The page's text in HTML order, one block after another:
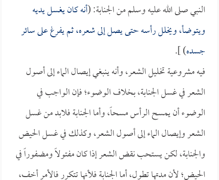
النبي صلى الله عليه وسلم من الجنابة: (أنه كان يغسل يديه
ويتوضأ، ويخلل رأسه حتى يصل إلى شعره، ثم يفرغ على سائر
جسده) ].
فيه مشروعية تخليل الشعر، وأنه ينبغي إيصال الماء إلى أصول
الشعر في غسل الجنابة، بخلاف الوضوء؛ فإن الواجب في
الوضوء أن يمسح الرأس مسحاً، وأما الجنابة فلابد من غسل
الشعر وإيصال الماء إلى أصول الشعر، وكذلك في غسل الحيض
والجنابة، لكن يستحب نقض الشعر إذا كان مفتولاً ومضفوراً في
الحيض؛ لأن مدتها تطول، أما الجنابة فلأنها تتكرر فالأمر أخف،